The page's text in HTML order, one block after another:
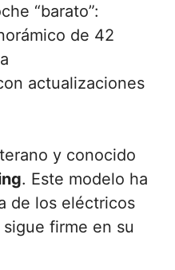
“barato”:
de 42
actualizaciones
y conocido
. Este modelo ha
de los eléctricos
firme en su